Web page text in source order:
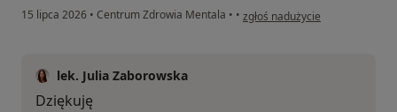
15 lipca 2026 • Centrum Zdrowia Mentala • • w opinii użytkownika P
zgłoś nadużycie
lek. Julia Zaborowska
Dziękuję